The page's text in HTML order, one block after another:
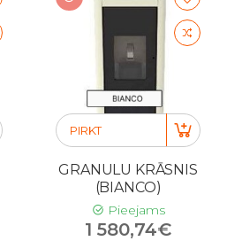
PIRKT
GRANULU KRĀSNIS
(BIANCO)
Pieejams
1 580,74€